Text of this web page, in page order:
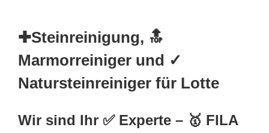
✚Steinreinigung, 🔝
Marmorreiniger und ✓
Natursteinreiniger für Lotte
Wir sind Ihr ✅ Experte – 🥇 FILA